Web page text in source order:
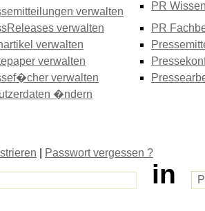
verwalten
verwalten
verwalten
verwalten
verwalten
�ndern
PR
PR
Passwort vergessen ?
in